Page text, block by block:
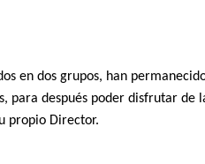
en dos grupos, han
para después poder disfrutar de
propio Director.